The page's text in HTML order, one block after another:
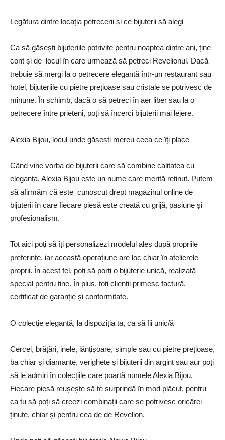
Legătura dintre locația petrecerii și ce bijuterii să alegi
Ca să găsești bijuteriile potrivite pentru noaptea dintre ani, ține
cont și de locul în care urmează să petreci Revelionul. Dacă
trebuie să mergi la o petrecere elegantă într-un restaurant sau
hotel, bijuteriile cu pietre prețioase sau cristale se potrivesc de
minune. În schimb, dacă o să petreci în aer liber sau la o
petrecere între prieteni, poți să încerci bijuterii mai lejere.
Alexia Bijou, locul unde găsești mereu ceea ce îți place
Când vine vorba de bijuterii care să combine calitatea cu
eleganța, Alexia Bijou este un nume care merită reținut. Putem
să afirmăm că este cunoscut drept magazinul online de
bijuterii în care fiecare piesă este creată cu grijă, pasiune și
profesionalism.
Tot aici poți să îți personalizezi modelul ales după propriile
preferințe, iar această operațiune are loc chiar în atelierele
proprii. În acest fel, poți să porți o bijuterie unică, realizată
special pentru tine. În plus, toți clienții primesc factură,
certificat de garanție și conformitate.
O colecție elegantă, la dispoziția ta, ca să fii unic/ă
Cercei, brățări, inele, lănțișoare, simple sau cu pietre prețioase,
ba chiar și diamante, verighete și bijuterii din argint sau aur poți
să le admiri în colecțiile care poartă numele Alexia Bijou.
Fiecare piesă reușește să te surprindă în mod plăcut, pentru
ca tu să poți să creezi combinații care se potrivesc oricărei
ținute, chiar și pentru cea de de Revelion.